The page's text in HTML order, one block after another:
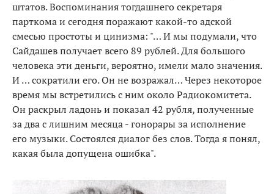
штатов. Воспоминания тогдашнего секретаря
парткома и сегодня поражают какой-то адской
смесью простоты и цинизма: "… И мы подумали, что
Сайдашев получает всего 89 рублей. Для большого
человека эти деньги, вероятно, имели мало значения.
И … сократили его. Он не возражал… Через некоторое
время мы встретились с ним около Радиокомитета.
Он раскрыл ладонь и показал 42 рубля, полученные
за два с лишним месяца - гонорары за исполнение
его музыки. Состоялся диалог без слов. Тогда я понял,
какая была допущена ошибка".